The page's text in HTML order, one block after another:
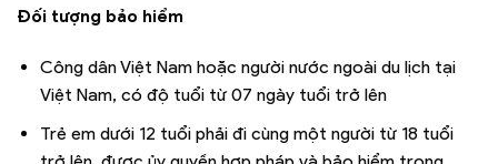
Đối tượng bảo hiểm
Công dân Việt Nam hoặc người nước ngoài du lịch tại
Việt Nam, có độ tuổi từ 07 ngày tuổi trở lên
Trẻ em dưới 12 tuổi phải đi cùng một người từ 18 tuổi